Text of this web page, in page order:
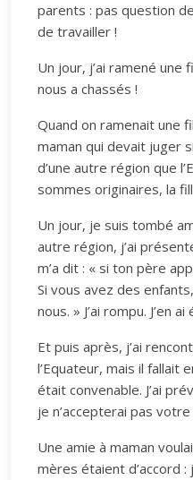
parents : pas question
de travailler !
Un jour, j’ai ramené une
nous a chassés !
Quand on ramenait une
maman qui devait juger
d’une autre région que
sommes originaires, la
Un jour, je suis tombé
autre région, j’ai
m’a dit : « si ton père
Si vous avez des
nous. » J’ai rompu. J’en
Et puis après, j’ai
l’Equateur, mais il fallait
était convenable. J’ai
je n’accepterai pas
Une amie à maman
mères étaient d’accord :